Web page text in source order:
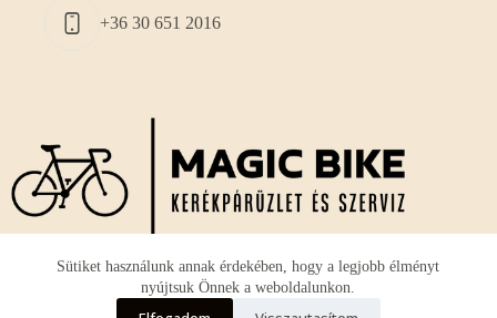
Sütiket használunk annak érdekében, hogy a legjobb élményt
nyújtsuk Önnek a weboldalunkon.
+36 30 651 2016
A vállalkozásunk fő profilja a használt és új országúti